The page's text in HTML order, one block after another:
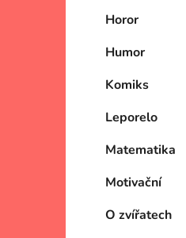
Horor
Humor
Komiks
Leporelo
Matematika
Motivační
O zvířatech